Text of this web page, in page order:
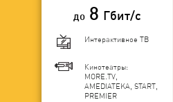
до 8 Гбит/с
Интерактивное ТВ
Кинотеатры:
MORE.TV,
AMEDIATEKA, START,
PREMIER